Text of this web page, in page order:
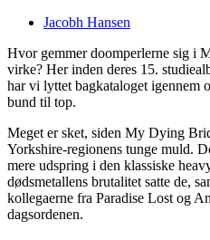
Jacobh Hansen
Hvor gemmer doomperlerne sig i
virke? Her inden deres 15.
har vi lyttet bagkataloget igennem
bund til top.
Meget er sket, siden My Dying
Yorkshire-regionens tunge muld.
mere udspring i den klassiske
dødsmetallens brutalitet satte de,
kollegaerne fra Paradise Lost og
dagsordenen.